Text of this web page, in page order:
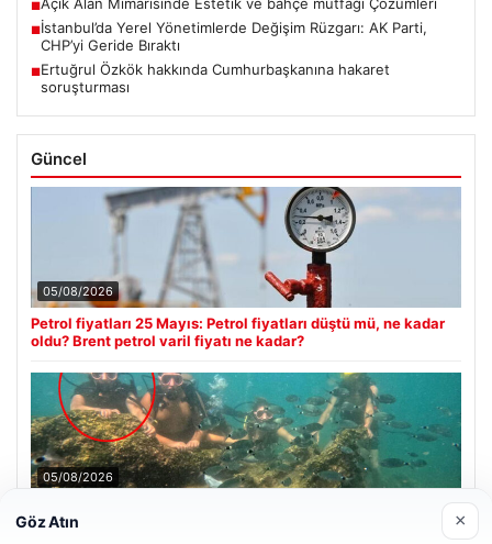
■
■İstanbul’da Yerel Yönetimlerde Değişim Rüzgarı: AK Parti,
CHP’yi Geride Bıraktı
■Ertuğrul Özkök hakkında Cumhurbaşkanına hakaret
soruşturması
Güncel
05/08/2026
Petrol fiyatları 25 Mayıs: Petrol fiyatları düştü mü, ne kadar
oldu? Brent petrol varil fiyatı ne kadar?
05/08/2026
Çözülmeye Çalışılıyor
Göz Atın ×